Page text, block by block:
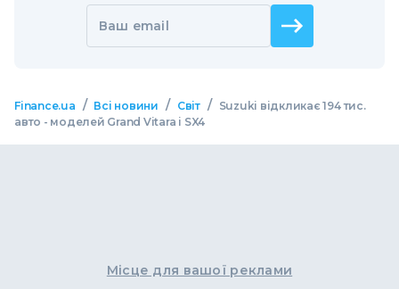
Ваш email
Finance.ua / Всі новини / Світ /
Suzuki відкликає 194 тис.
авто - моделей Grand Vitara і SX4
Місце для вашої реклами